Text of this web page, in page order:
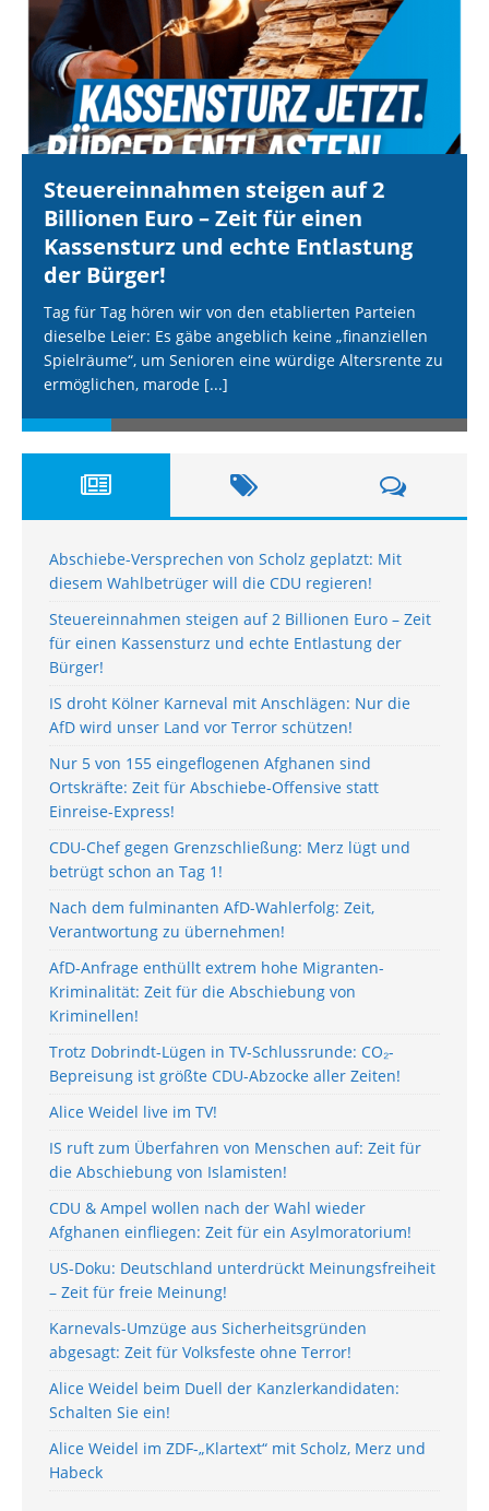
Steuereinnahmen steigen auf 2
Billionen Euro – Zeit für einen
Kassensturz und echte Entlastung
der Bürger!
Tag für Tag hören wir von den etablierten Parteien
dieselbe Leier: Es gäbe angeblich keine „finanziellen
Spielräume“, um Senioren eine würdige Altersrente zu
ermöglichen, marode [...]
Abschiebe-Versprechen von Scholz geplatzt: Mit
diesem Wahlbetrüger will die CDU regieren!
Steuereinnahmen steigen auf 2 Billionen Euro – Zeit
für einen Kassensturz und echte Entlastung der
Bürger!
IS droht Kölner Karneval mit Anschlägen: Nur die
AfD wird unser Land vor Terror schützen!
Nur 5 von 155 eingeflogenen Afghanen sind
Ortskräfte: Zeit für Abschiebe-Offensive statt
Einreise-Express!
CDU-Chef gegen Grenzschließung: Merz lügt und
betrügt schon an Tag 1!
Nach dem fulminanten AfD-Wahlerfolg: Zeit,
Verantwortung zu übernehmen!
AfD-Anfrage enthüllt extrem hohe Migranten-
Kriminalität: Zeit für die Abschiebung von
Kriminellen!
Trotz Dobrindt-Lügen in TV-Schlussrunde: CO₂-
Bepreisung ist größte CDU-Abzocke aller Zeiten!
Alice Weidel live im TV!
IS ruft zum Überfahren von Menschen auf: Zeit für
die Abschiebung von Islamisten!
CDU & Ampel wollen nach der Wahl wieder
Afghanen einfliegen: Zeit für ein Asylmoratorium!
US-Doku: Deutschland unterdrückt Meinungsfreiheit
– Zeit für freie Meinung!
Karnevals-Umzüge aus Sicherheitsgründen
abgesagt: Zeit für Volksfeste ohne Terror!
Alice Weidel beim Duell der Kanzlerkandidaten:
Schalten Sie ein!
Alice Weidel im ZDF-„Klartext“ mit Scholz, Merz und
Habeck